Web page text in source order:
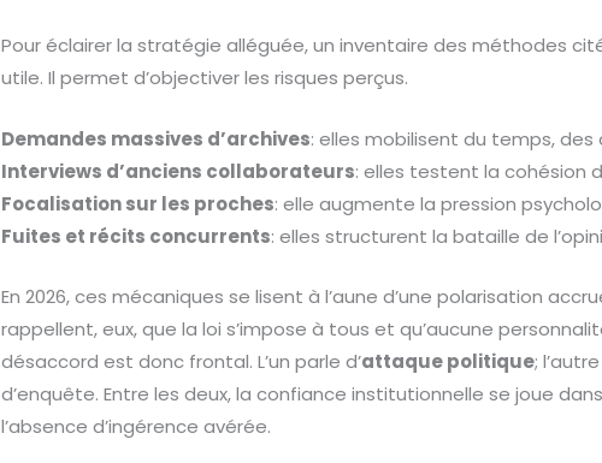
Pour éclairer la stratégie alléguée, un inventaire des méthodes
utile. Il permet d’objectiver les risques perçus.
Demandes massives d’archives: elles mobilisent du temps,
Interviews d’anciens collaborateurs: elles testent la cohésion
Focalisation sur les proches: elle augmente la pression
Fuites et récits concurrents: elles structurent la bataille de
En 2026, ces mécaniques se lisent à l’aune d’une polarisation
rappellent, eux, que la loi s’impose à tous et qu’aucune
désaccord est donc frontal. L’un parle d’attaque politique;
d’enquête. Entre les deux, la confiance institutionnelle se joue
l’absence d’ingérence avérée.